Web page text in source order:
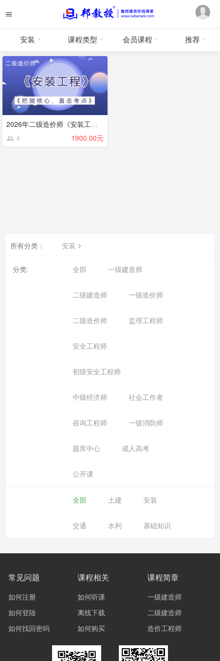
安装 课程类型 会员课程 推荐
2026年二级造价师《安装工程》
4
1900.00元
所有分类： 安装
分类: 全部 一级建造师
二级建造师 一级造价师
二级造价师 监理工程师
安全工程师
初级安全工程师
中级经济师 社会工作者
咨询工程师 一级消防师
题库中心 成人高考
公开课
全部 土建 安装
交通 水利 基础知识
常见问题
如何注册
如何登陆
如何找回密码
课程相关
如何听课
离线下载
如何购买
课程简章
一级建造师
二级建造师
造价工程师